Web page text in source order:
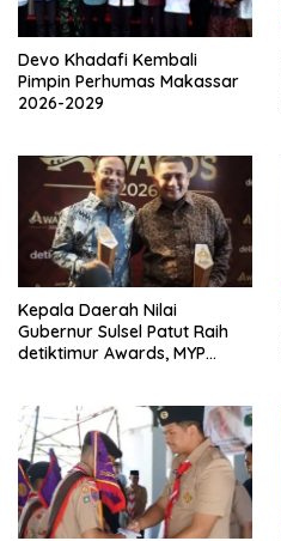
Devo Khadafi Kembali
Pimpin Perhumas Makassar
2026-2029
Kepala Daerah Nilai
Gubernur Sulsel Patut Raih
detiktimur Awards, MYP